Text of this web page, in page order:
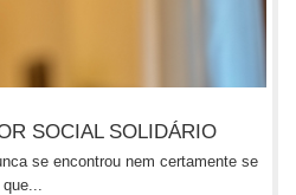
SOCIAL SOLIDÁRIO
se encontrou nem certamente se